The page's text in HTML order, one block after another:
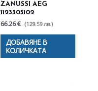
ZANUSSI AEG
1123305102
66.26 € (129.59 лв.)
ДОБАВЯНЕ В
КОЛИЧКАТА